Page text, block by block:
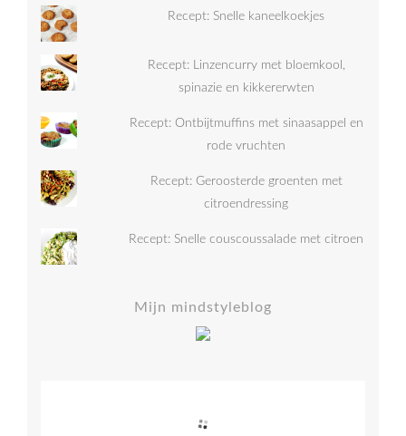
Recept: Snelle kaneelkoekjes
Recept: Linzencurry met bloemkool,
spinazie en kikkererwten
Recept: Ontbijtmuffins met sinaasappel en
rode vruchten
Recept: Geroosterde groenten met
citroendressing
Recept: Snelle couscoussalade met citroen
Mijn mindstyleblog